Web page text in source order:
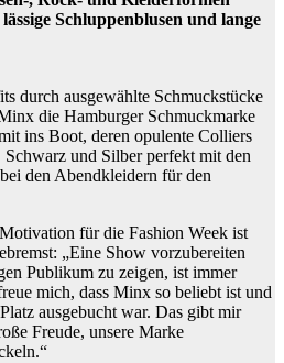
Schluppenblusen und lange
durch ausgewählte Schmuckstücke
die Hamburger Schmuckmarke
ins Boot, deren opulente Colliers
und Silber perfekt mit den
den Abendkleidern für den
für die Fashion Week ist
„Eine Show vorzubereiten
Publikum zu zeigen, ist immer
mich, dass Minx so beliebt ist und
ausgebucht war. Das gibt mir
Freude, unsere Marke